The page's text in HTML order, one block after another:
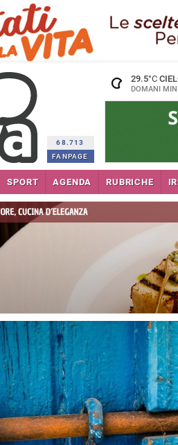
68.713
FANPAGE
29.5°C
DOMANI MIN
SPORT AGENDA RUBRICHE